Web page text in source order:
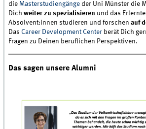
die Masterstudiengänge der Uni Münster die
Dichweiter zu spezialisieren und das
Absolvent:innen studieren und forschenauf
Das Career Development Center berät Dich
Fragen zu Deinen beruflichen Perspektiven.
Das sagen unsere Alumni